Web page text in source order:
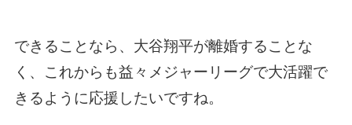
できることなら、大谷翔平が離婚することな
く、これからも益々メジャーリーグで大活躍で
きるように応援したいですね。